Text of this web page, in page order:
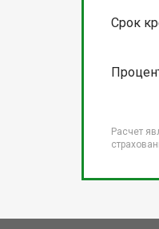
Срок
Расчет